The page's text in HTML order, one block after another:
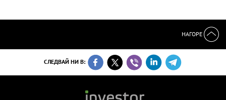
НАГОРЕ
СЛЕДВАЙ НИ В: